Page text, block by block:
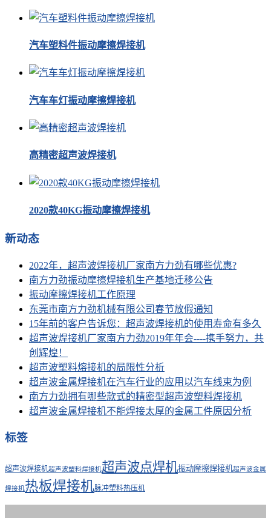
汽车塑料件振动摩擦焊接机
汽车车灯振动摩擦焊接机
高精密超声波焊接机
2020款40KG振动摩擦焊接机
新动态
2022年，超声波焊接机厂家南方力劲有哪些优惠?
南方力劲振动摩擦焊接机生产基地迁移公告
振动摩擦焊接机工作原理
东莞市南方力劲机械有限公司春节放假通知
15年前的客户告诉您：超声波焊接机的使用寿命有多久
超声波焊接机厂家南方力劲2019年年会----携手努力，共
创辉煌！
超声波塑料熔接机的局限性分析
超声波金属焊接机在汽车行业的应用以汽车线束为例
南方力劲拥有哪些款式的精密型超声波塑料焊接机
超声波金属焊接机不能焊接太厚的金属工件原因分析
标签
超声波焊接机超声波塑料焊接机超声波点焊机振动摩擦焊接机超声波金属
焊接机热板焊接机脉冲塑料热压机